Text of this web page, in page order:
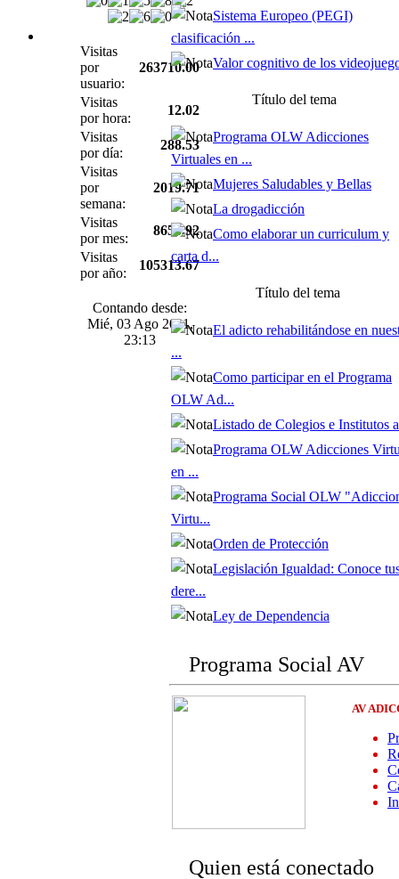
Visitas
por
usuario:
263710.00
Visitas
por hora:
12.02
Visitas
por día:
288.53
Visitas
por
semana:
2019.71
Visitas
por mes:
8655.92
Visitas
por año:
105313.67
Contando desde:
Mié, 03 Ago 2011,
23:13
Sistema Europeo (PEGI)
clasificación ...
Valor cognitivo de los
Título del tema
Programa OLW Adicciones
Virtuales en ...
Mujeres Saludables y Bellas
La drogadicción
Como elaborar un curriculum y
carta d...
Título del tema
El adicto rehabilitándose en
...
Como participar en el Programa
OLW Ad...
Listado de Colegios e Institutos
Programa OLW Adicciones
en ...
Programa Social OLW
Virtu...
Orden de Protección
Legislación Igualdad: Conoce
dere...
Ley de Dependencia
Programa Social AV
AV
Quien está conectado